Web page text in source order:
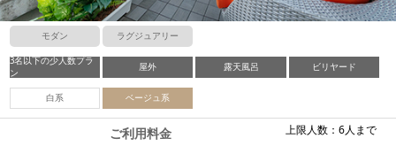
モダン ラグジュアリー
3名以下の少人数プラ
ン
屋外 露天風呂 ビリヤード
白系 ベージュ系
上限人数：6人まで
ご利用料金